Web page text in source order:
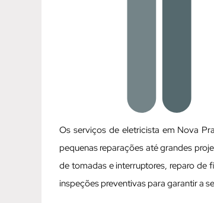
Os serviços de eletricista em Nova
pequenas reparações até grandes
de tomadas e interruptores, reparo de
inspeções preventivas para garantir a